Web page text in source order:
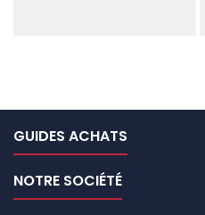
GUIDES ACHATS
NOTRE SOCIÉTÉ